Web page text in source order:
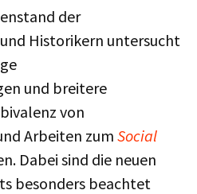
der
Historikern untersucht
und breitere
von
Arbeiten zum Social
Dabei sind die neuen
besonders beachtet